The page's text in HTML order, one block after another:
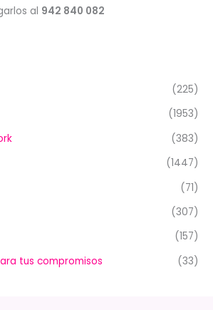
al 942 840 082
(225)
(1953)
(383)
(1447)
(71)
(307)
(157)
tus compromisos
(33)